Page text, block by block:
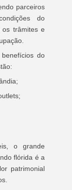
parceiros
do
trâmites e
do
o grande
flórida é a
patrimonial